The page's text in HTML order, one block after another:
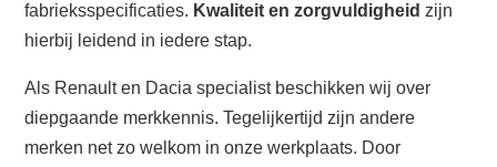
fabrieksspecificaties. Kwaliteit en zorgvuldigheid zijn
hierbij leidend in iedere stap.
Als Renault en Dacia specialist beschikken wij over
diepgaande merkkennis. Tegelijkertijd zijn andere
merken net zo welkom in onze werkplaats. Door